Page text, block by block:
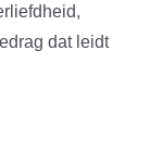
dat leidt